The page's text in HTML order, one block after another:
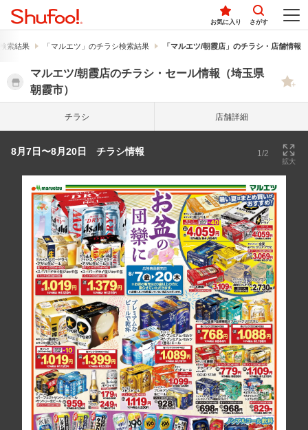
お気に入り さがす
索結果 「マルエツ」のチラシ検索結果 「マルエツ/朝霞店」のチラシ・店舗情報
マルエツ/朝霞店のチラシ・セール情報（埼玉県
朝霞市）
チラシ 店舗詳細
8月7日〜8月20日 チラシ情報 1/2
拡大